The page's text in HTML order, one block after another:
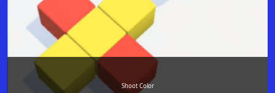
Shoot Color